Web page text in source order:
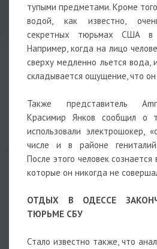
тупыми предметами. Кроме
водой, как известно,
секретных тюрьмах США в
Например, когда на лицо
сверху медленно льется вода,
складывается ощущение, что он
Также представитель
Красимир Янков сообщил о
использовали электрошокер,
числе и в районе гениталий
После этого человек
которые он никогда не
ОТДЫХ В ОДЕССЕ
ТЮРЬМЕ СБУ
Стало известно также, что